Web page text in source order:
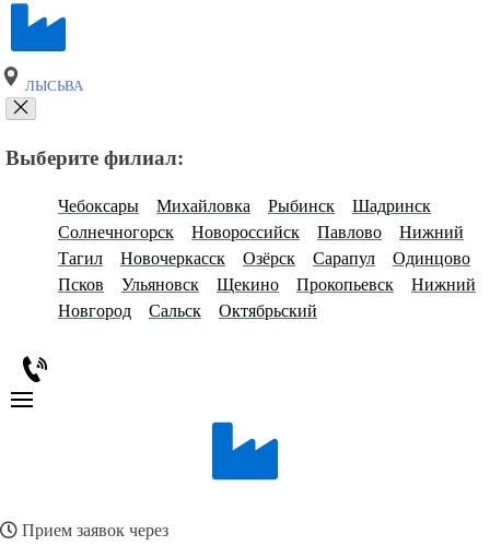
ЛЫСЬВА
Выберите филиал:
Чебоксары Михайловка Рыбинск
Шадринск
Солнечногорск
Новороссийск Павлово
Нижний
Тагил
Новочеркасск Озёрск Сарапул
Одинцово
Псков
Ульяновск Щекино Прокопьевск
Нижний
Новгород
Сальск Октябрьский
Прием заявок через